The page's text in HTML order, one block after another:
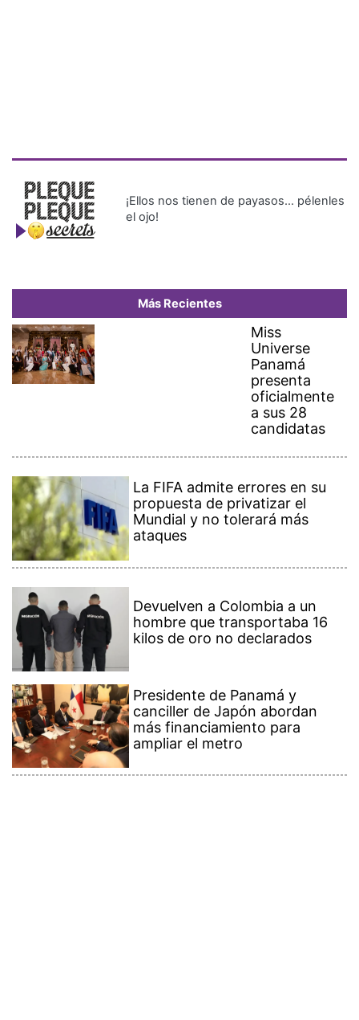
¡Ellos nos tienen de payasos… pélenles
el ojo!
Más Recientes
Miss
Universe
Panamá
presenta
oficialmente
a sus 28
candidatas
La FIFA admite errores en su
propuesta de privatizar el
Mundial y no tolerará más
ataques
Devuelven a Colombia a un
hombre que transportaba 16
kilos de oro no declarados
Presidente de Panamá y
canciller de Japón abordan
más financiamiento para
ampliar el metro